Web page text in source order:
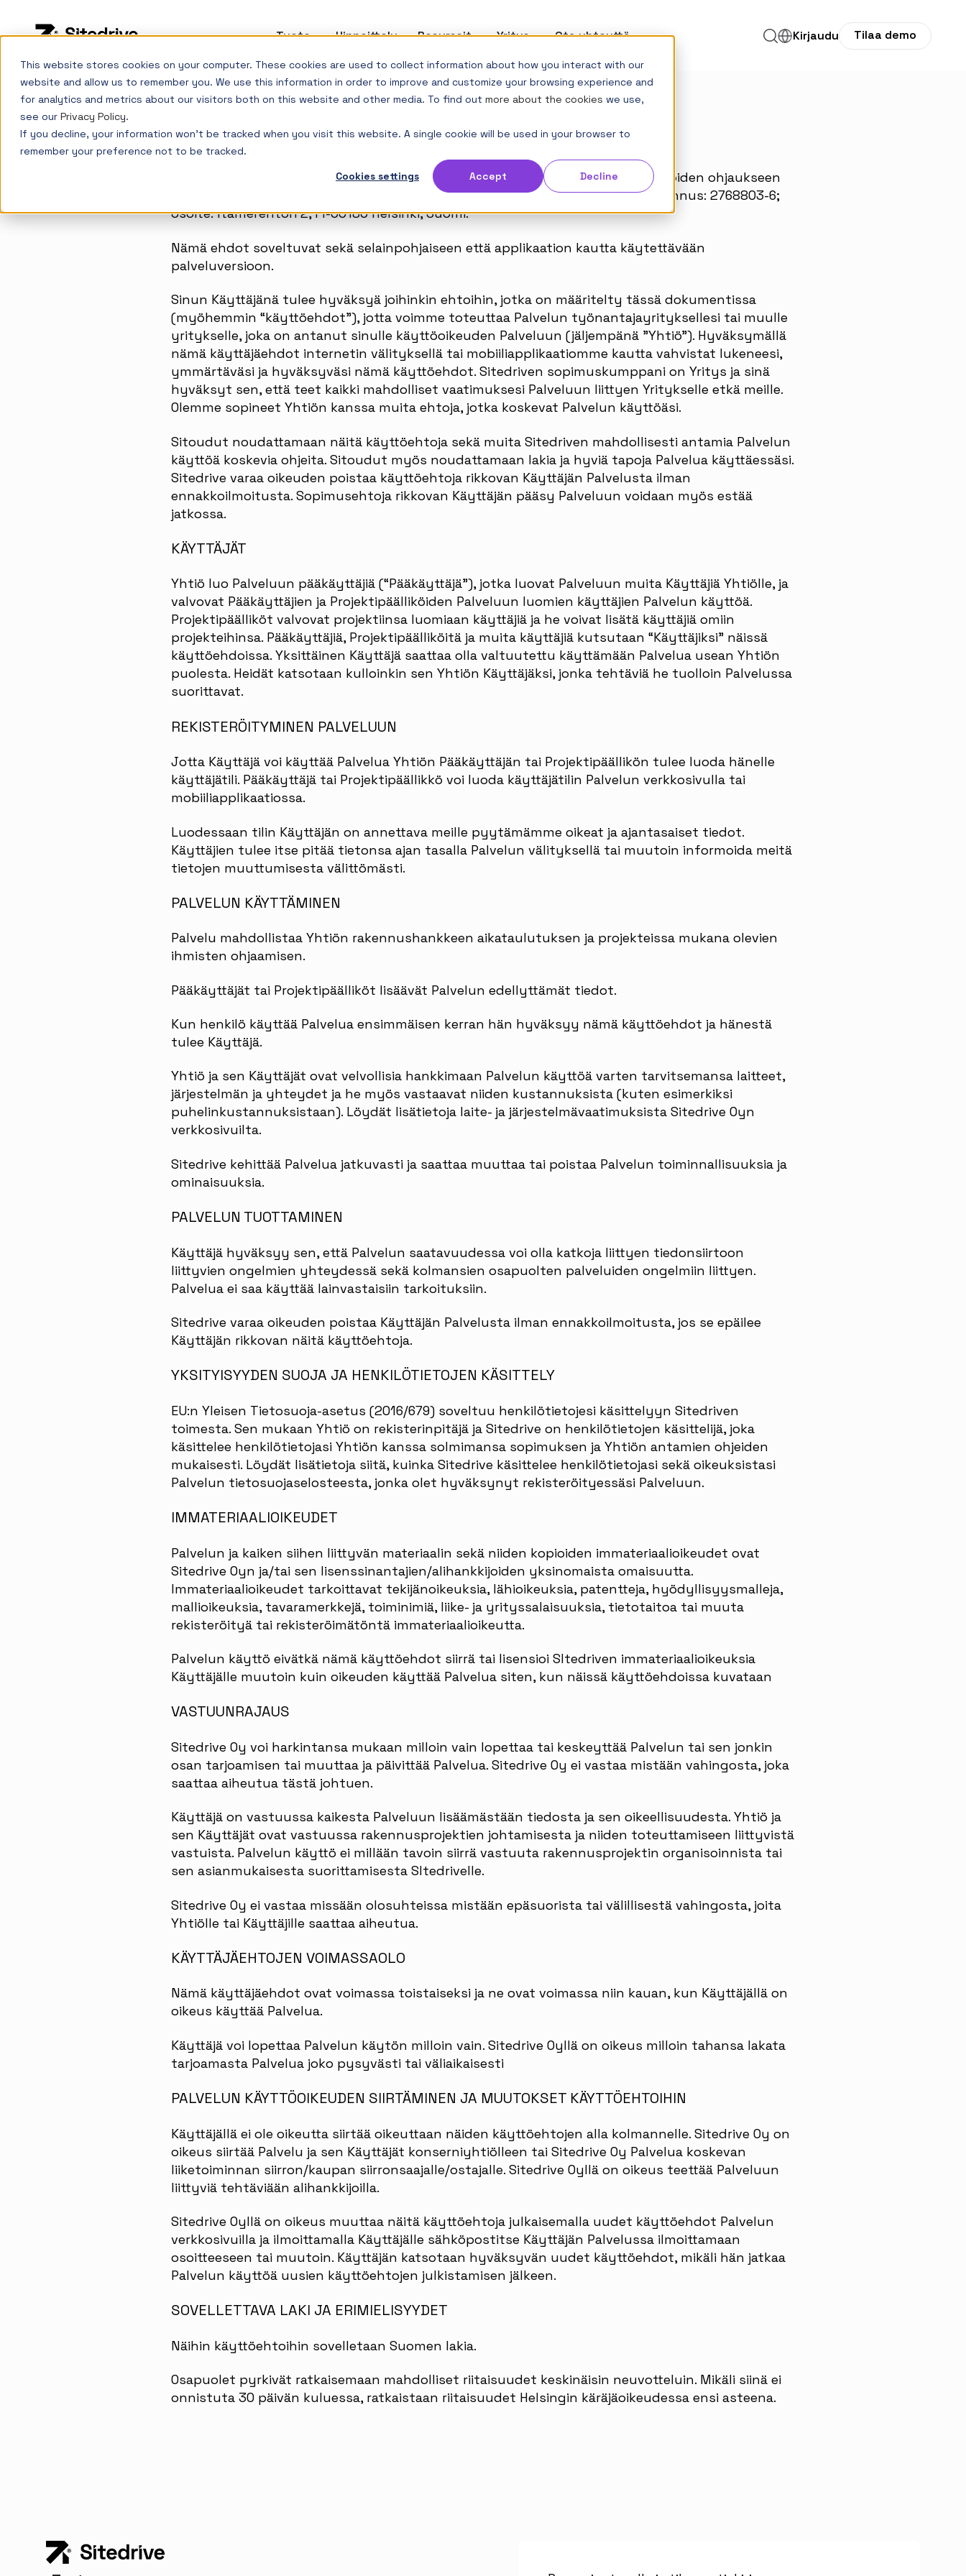
This website stores cookies on your computer. These cookies are used to collect information about how you interact with our
website and allow us to remember you. We use this information in order to improve and customize your browsing experience and
for analytics and metrics about our visitors both on this website and other media. To find out more about the cookies we use,
see our Privacy Policy.
If you decline, your information won’t be tracked when you visit this website. A single cookie will be used in your browser to
remember your preference not to be tracked.
Cookies settings
Accept Decline
TuoteShow submenu for Tuote
Hinnoittelu ResurssitShow submenu for Resurssit
YritysShow submenu for Yritys
Ota yhteyttä Kirjaudu Tilaa demo
Käyttöehdot – Sitedrive tuoteperhe
Sitedrive on verkkopohjainen rakennushankkeen aikataulutukseen ja työntekijöiden ohjaukseen
tarkoitettu palvelu (myöhemmin ”Palvelu”). Palvelun tuottaa Sitedrive Oy (Y-tunnus: 2768803-6;
osoite: Itämerentori 2, FI-00180 Helsinki, Suomi.
Nämä ehdot soveltuvat sekä selainpohjaiseen että applikaation kautta käytettävään
palveluversioon.
Sinun Käyttäjänä tulee hyväksyä joihinkin ehtoihin, jotka on määritelty tässä dokumentissa
(myöhemmin “käyttöehdot”), jotta voimme toteuttaa Palvelun työnantajayrityksellesi tai muulle
yritykselle, joka on antanut sinulle käyttöoikeuden Palveluun (jäljempänä ”Yhtiö”). Hyväksymällä
nämä käyttäjäehdot internetin välityksellä tai mobiiliapplikaatiomme kautta vahvistat lukeneesi,
ymmärtäväsi ja hyväksyväsi nämä käyttöehdot. Sitedriven sopimuskumppani on Yritys ja sinä
hyväksyt sen, että teet kaikki mahdolliset vaatimuksesi Palveluun liittyen Yritykselle etkä meille.
Olemme sopineet Yhtiön kanssa muita ehtoja, jotka koskevat Palvelun käyttöäsi.
Sitoudut noudattamaan näitä käyttöehtoja sekä muita Sitedriven mahdollisesti antamia Palvelun
käyttöä koskevia ohjeita. Sitoudut myös noudattamaan lakia ja hyviä tapoja Palvelua käyttäessäsi.
Sitedrive varaa oikeuden poistaa käyttöehtoja rikkovan Käyttäjän Palvelusta ilman
ennakkoilmoitusta. Sopimusehtoja rikkovan Käyttäjän pääsy Palveluun voidaan myös estää
jatkossa.
KÄYTTÄJÄT
Yhtiö luo Palveluun pääkäyttäjiä (“Pääkäyttäjä”), jotka luovat Palveluun muita Käyttäjiä Yhtiölle, ja
valvovat Pääkäyttäjien ja Projektipäälliköiden Palveluun luomien käyttäjien Palvelun käyttöä.
Projektipäälliköt valvovat projektiinsa luomiaan käyttäjiä ja he voivat lisätä käyttäjiä omiin
projekteihinsa. Pääkäyttäjiä, Projektipäälliköitä ja muita käyttäjiä kutsutaan “Käyttäjiksi” näissä
käyttöehdoissa. Yksittäinen Käyttäjä saattaa olla valtuutettu käyttämään Palvelua usean Yhtiön
puolesta. Heidät katsotaan kulloinkin sen Yhtiön Käyttäjäksi, jonka tehtäviä he tuolloin Palvelussa
suorittavat.
REKISTERÖITYMINEN PALVELUUN
Jotta Käyttäjä voi käyttää Palvelua Yhtiön Pääkäyttäjän tai Projektipäällikön tulee luoda hänelle
käyttäjätili. Pääkäyttäjä tai Projektipäällikkö voi luoda käyttäjätilin Palvelun verkkosivulla tai
mobiiliapplikaatiossa.
Luodessaan tilin Käyttäjän on annettava meille pyytämämme oikeat ja ajantasaiset tiedot.
Käyttäjien tulee itse pitää tietonsa ajan tasalla Palvelun välityksellä tai muutoin informoida meitä
tietojen muuttumisesta välittömästi.
PALVELUN KÄYTTÄMINEN
Palvelu mahdollistaa Yhtiön rakennushankkeen aikataulutuksen ja projekteissa mukana olevien
ihmisten ohjaamisen.
Pääkäyttäjät tai Projektipäälliköt lisäävät Palvelun edellyttämät tiedot.
Kun henkilö käyttää Palvelua ensimmäisen kerran hän hyväksyy nämä käyttöehdot ja hänestä
tulee Käyttäjä.
Yhtiö ja sen Käyttäjät ovat velvollisia hankkimaan Palvelun käyttöä varten tarvitsemansa laitteet,
järjestelmän ja yhteydet ja he myös vastaavat niiden kustannuksista (kuten esimerkiksi
puhelinkustannuksistaan). Löydät lisätietoja laite- ja järjestelmävaatimuksista Sitedrive Oyn
verkkosivuilta.
Sitedrive kehittää Palvelua jatkuvasti ja saattaa muuttaa tai poistaa Palvelun toiminnallisuuksia ja
ominaisuuksia.
PALVELUN TUOTTAMINEN
Käyttäjä hyväksyy sen, että Palvelun saatavuudessa voi olla katkoja liittyen tiedonsiirtoon
liittyvien ongelmien yhteydessä sekä kolmansien osapuolten palveluiden ongelmiin liittyen.
Palvelua ei saa käyttää lainvastaisiin tarkoituksiin.
Sitedrive varaa oikeuden poistaa Käyttäjän Palvelusta ilman ennakkoilmoitusta, jos se epäilee
Käyttäjän rikkovan näitä käyttöehtoja.
YKSITYISYYDEN SUOJA JA HENKILÖTIETOJEN KÄSITTELY
EU:n Yleisen Tietosuoja-asetus (2016/679) soveltuu henkilötietojesi käsittelyyn Sitedriven
toimesta. Sen mukaan Yhtiö on rekisterinpitäjä ja Sitedrive on henkilötietojen käsittelijä, joka
käsittelee henkilötietojasi Yhtiön kanssa solmimansa sopimuksen ja Yhtiön antamien ohjeiden
mukaisesti. Löydät lisätietoja siitä, kuinka Sitedrive käsittelee henkilötietojasi sekä oikeuksistasi
Palvelun tietosuojaselosteesta, jonka olet hyväksynyt rekisteröityessäsi Palveluun.
IMMATERIAALIOIKEUDET
Palvelun ja kaiken siihen liittyvän materiaalin sekä niiden kopioiden immateriaalioikeudet ovat
Sitedrive Oyn ja/tai sen lisenssinantajien/alihankkijoiden yksinomaista omaisuutta.
Immateriaalioikeudet tarkoittavat tekijänoikeuksia, lähioikeuksia, patentteja, hyödyllisyysmalleja,
mallioikeuksia, tavaramerkkejä, toiminimiä, liike- ja yrityssalaisuuksia, tietotaitoa tai muuta
rekisteröityä tai rekisteröimätöntä immateriaalioikeutta.
Palvelun käyttö eivätkä nämä käyttöehdot siirrä tai lisensioi SItedriven immateriaalioikeuksia
Käyttäjälle muutoin kuin oikeuden käyttää Palvelua siten, kun näissä käyttöehdoissa kuvataan
VASTUUNRAJAUS
Sitedrive Oy voi harkintansa mukaan milloin vain lopettaa tai keskeyttää Palvelun tai sen jonkin
osan tarjoamisen tai muuttaa ja päivittää Palvelua. Sitedrive Oy ei vastaa mistään vahingosta, joka
saattaa aiheutua tästä johtuen.
Käyttäjä on vastuussa kaikesta Palveluun lisäämästään tiedosta ja sen oikeellisuudesta. Yhtiö ja
sen Käyttäjät ovat vastuussa rakennusprojektien johtamisesta ja niiden toteuttamiseen liittyvistä
vastuista. Palvelun käyttö ei millään tavoin siirrä vastuuta rakennusprojektin organisoinnista tai
sen asianmukaisesta suorittamisesta SItedrivelle.
Sitedrive Oy ei vastaa missään olosuhteissa mistään epäsuorista tai välillisestä vahingosta, joita
Yhtiölle tai Käyttäjille saattaa aiheutua.
KÄYTTÄJÄEHTOJEN VOIMASSAOLO
Nämä käyttäjäehdot ovat voimassa toistaiseksi ja ne ovat voimassa niin kauan, kun Käyttäjällä on
oikeus käyttää Palvelua.
Käyttäjä voi lopettaa Palvelun käytön milloin vain. Sitedrive Oyllä on oikeus milloin tahansa lakata
tarjoamasta Palvelua joko pysyvästi tai väliaikaisesti
PALVELUN KÄYTTÖOIKEUDEN SIIRTÄMINEN JA MUUTOKSET KÄYTTÖEHTOIHIN
Käyttäjällä ei ole oikeutta siirtää oikeuttaan näiden käyttöehtojen alla kolmannelle. Sitedrive Oy on
oikeus siirtää Palvelu ja sen Käyttäjät konserniyhtiölleen tai Sitedrive Oy Palvelua koskevan
liiketoiminnan siirron/kaupan siirronsaajalle/ostajalle. Sitedrive Oyllä on oikeus teettää Palveluun
liittyviä tehtäviään alihankkijoilla.
Sitedrive Oyllä on oikeus muuttaa näitä käyttöehtoja julkaisemalla uudet käyttöehdot Palvelun
verkkosivuilla ja ilmoittamalla Käyttäjälle sähköpostitse Käyttäjän Palvelussa ilmoittamaan
osoitteeseen tai muutoin. Käyttäjän katsotaan hyväksyvän uudet käyttöehdot, mikäli hän jatkaa
Palvelun käyttöä uusien käyttöehtojen julkistamisen jälkeen.
SOVELLETTAVA LAKI JA ERIMIELISYYDET
Näihin käyttöehtoihin sovelletaan Suomen lakia.
Osapuolet pyrkivät ratkaisemaan mahdolliset riitaisuudet keskinäisin neuvotteluin. Mikäli siinä ei
onnistuta 30 päivän kuluessa, ratkaistaan riitaisuudet Helsingin käräjäoikeudessa ensi asteena.